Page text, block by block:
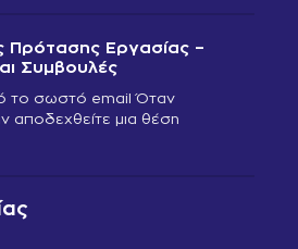
Πρότασης Εργασίας –
Συμβουλές
το σωστό email Όταν
αποδεχθείτε μια θέση